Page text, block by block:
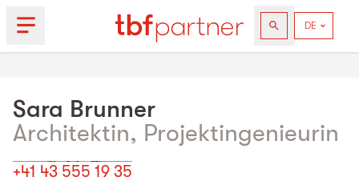
Sara Brunner
Architektin, Projektingenieurin
+41 43 555 19 35